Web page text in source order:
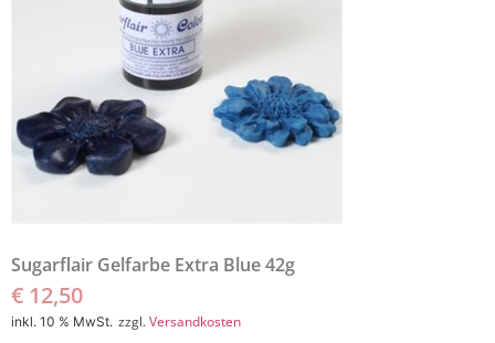
Sugarflair Gelfarbe Extra Blue 42g
€ 12,50
inkl. 10 % MwSt. zzgl.Versandkosten